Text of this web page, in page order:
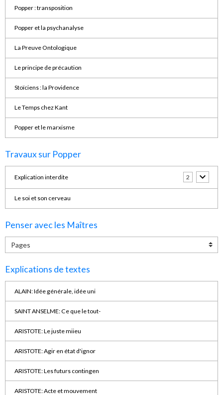
Popper : transposition
Popper et la psychanalyse
La Preuve Ontologique
Le principe de précaution
Stoïciens : la Providence
Le Temps chez Kant
Popper et le marxisme
Travaux sur Popper
Explication interdite 2
Le soi et son cerveau
Penser avec les Maîtres
Explications de textes
ALAIN: Idée générale, idée uni
SAINT ANSELME: Ce que le tout-
ARISTOTE: Le juste miieu
ARISTOTE: Agir en état d'ignor
ARISTOTE: Les futurs contingen
ARISTOTE: Acte et mouvement